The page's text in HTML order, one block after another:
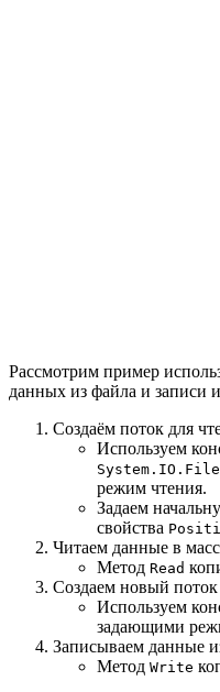
Рассмотрим пример
данных из файла и записи
Создаём поток для
Используем
режим чтения.
Задаем
свойства
Читаем данные в
Метод Read
Создаем новый
Используем
задающими
Записываем данные
Метод Write